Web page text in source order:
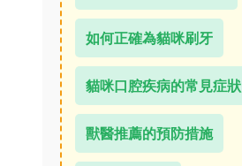
如何正確為貓咪刷牙
貓咪口腔疾病的常見症狀
獸醫推薦的預防措施